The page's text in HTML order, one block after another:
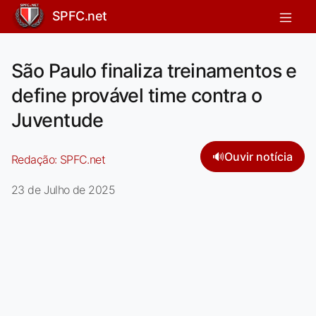
SPFC.net
São Paulo finaliza treinamentos e
define provável time contra o
Juventude
Redação: SPFC.net 🔊Ouvir notícia
23 de Julho de 2025